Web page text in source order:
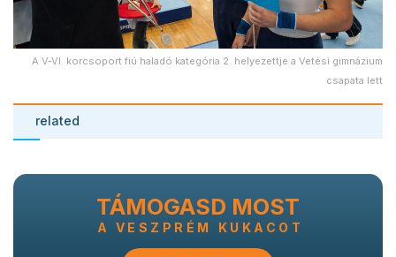
A V-VI. korcsoport fiú haladó kategória 2. helyezettje a Vetési gimnázium
csapata lett
related
TÁMOGASD MOST
A VESZPRÉM KUKACOT